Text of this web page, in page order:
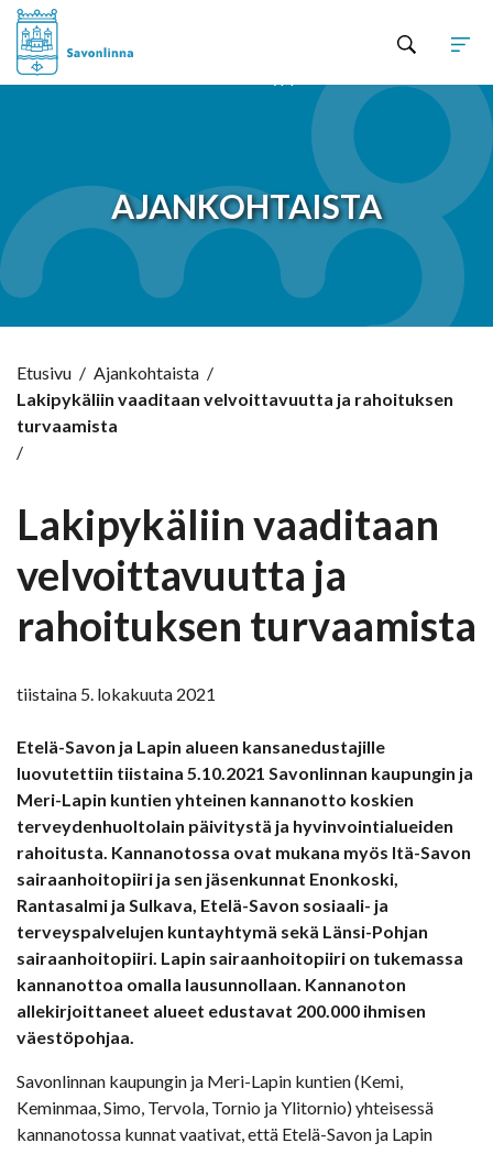
AJANKOHTAISTA
Etusivu / Ajankohtaista /
Lakipykäliin vaaditaan velvoittavuutta ja rahoituksen
turvaamista
/
Lakipykäliin vaaditaan
velvoittavuutta ja
rahoituksen turvaamista
tiistaina 5. lokakuuta 2021
Etelä-Savon ja Lapin alueen kansanedustajille
luovutettiin tiistaina 5.10.2021 Savonlinnan kaupungin ja
Meri-Lapin kuntien yhteinen kannanotto koskien
terveydenhuoltolain päivitystä ja hyvinvointialueiden
rahoitusta. Kannanotossa ovat mukana myös Itä-Savon
sairaanhoitopiiri ja sen jäsenkunnat Enonkoski,
Rantasalmi ja Sulkava, Etelä-Savon sosiaali- ja
terveyspalvelujen kuntayhtymä sekä Länsi-Pohjan
sairaanhoitopiiri. Lapin sairaanhoitopiiri on tukemassa
kannanottoa omalla lausunnollaan. Kannanoton
allekirjoittaneet alueet edustavat 200.000 ihmisen
väestöpohjaa.
Savonlinnan kaupungin ja Meri-Lapin kuntien (Kemi,
Keminmaa, Simo, Tervola, Tornio ja Ylitornio) yhteisessä
kannanotossa kunnat vaativat, että Etelä-Savon ja Lapin